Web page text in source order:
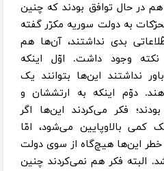
در حال توافق بودند که چنین
به دولت سوریه مکرّر گفته
بدی نداشتند، آن‌ها هم
نکته وجود داشت. اوّل اینکه
نداشتند این‌ها بتوانند یک
دوّم اینکه به ارتششان و
فکر می‌کردند این‌ها اگر
کمی بالا‌وپایین می‌شود، امّا
خطر این‌ها هیچ‌گاه از سوی دولت
البته فکر هم نمی‌کردند چنین